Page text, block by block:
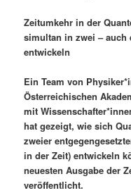
Zeitumkehr in der
simultan in zwei – auch
entwickeln
Ein Team von
Österreichischen
mit
hat gezeigt, wie sich
zweier
in der Zeit) entwickeln
neuesten Ausgabe der
veröffentlicht.